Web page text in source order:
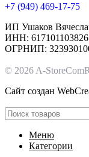
+7 (949) 469-17-75
ИП Ушаков
ИНН: 617101103826
ОГРНИП:
© 2026 A-
Сайт создан
Меню
Категории